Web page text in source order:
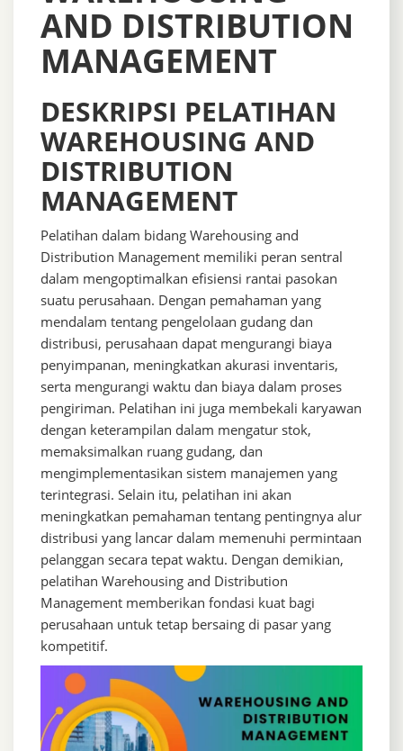
AND DISTRIBUTION
MANAGEMENT
DESKRIPSI PELATIHAN
WAREHOUSING AND
DISTRIBUTION
MANAGEMENT
Pelatihan dalam bidang Warehousing and
Distribution Management memiliki peran sentral
dalam mengoptimalkan efisiensi rantai pasokan
suatu perusahaan. Dengan pemahaman yang
mendalam tentang pengelolaan gudang dan
distribusi, perusahaan dapat mengurangi biaya
penyimpanan, meningkatkan akurasi inventaris,
serta mengurangi waktu dan biaya dalam proses
pengiriman. Pelatihan ini juga membekali karyawan
dengan keterampilan dalam mengatur stok,
memaksimalkan ruang gudang, dan
mengimplementasikan sistem manajemen yang
terintegrasi. Selain itu, pelatihan ini akan
meningkatkan pemahaman tentang pentingnya alur
distribusi yang lancar dalam memenuhi permintaan
pelanggan secara tepat waktu. Dengan demikian,
pelatihan Warehousing and Distribution
Management memberikan fondasi kuat bagi
perusahaan untuk tetap bersaing di pasar yang
kompetitif.